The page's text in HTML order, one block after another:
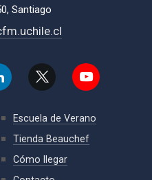
Santiago
Escuela de Verano
Tienda Beauchef
Cómo llegar